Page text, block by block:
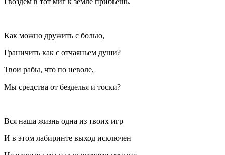
Как можно дружить с болью,
Граничить как с отчаяньем души?
Твои рабы, что по неволе,
Мы средства от безделья и тоски?
Вся наша жизнь одна из твоих игр
И в этом лабиринте выход исключен